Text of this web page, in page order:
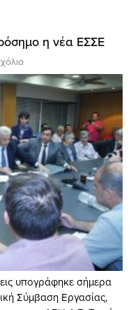
η νέα ΕΣΣΕ
υπογράφηκε σήμερα
Σύμβαση Εργασίας,